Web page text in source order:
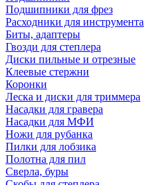
Подшипники для фрез
Расходники для инструмента
Биты, адаптеры
Гвозди для степлера
Диски пильные и отрезные
Клеевые стержни
Коронки
Леска и диски для триммера
Насадки для гравера
Насадки для МФИ
Ножи для рубанка
Пилки для лобзика
Полотна для пил
Сверла, буры